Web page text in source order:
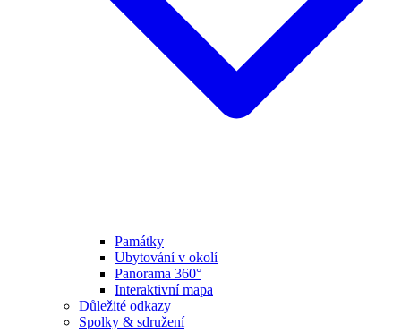
Památky
Ubytování v okolí
Panorama 360°
Interaktivní mapa
Důležité odkazy
Spolky & sdružení